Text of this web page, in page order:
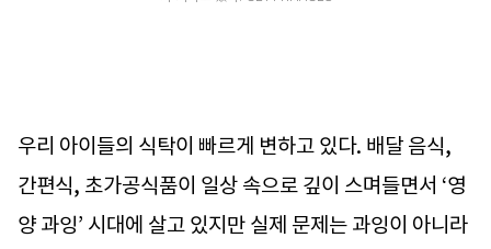
우리 아이들의 식탁이 빠르게 변하고 있다. 배달 음식,
간편식, 초가공식품이 일상 속으로 깊이 스며들면서 ‘영
양 과잉’ 시대에 살고 있지만 실제 문제는 과잉이 아니라